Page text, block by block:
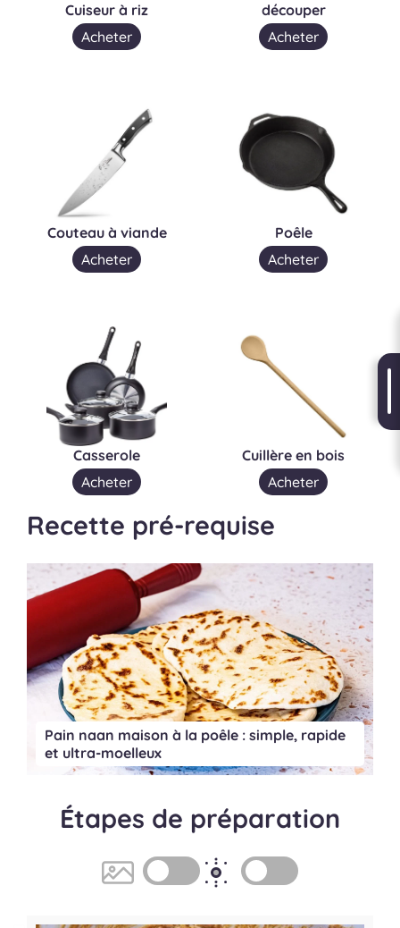
Cuiseur à riz
Acheter
découper
Acheter
Couteau à viande
Acheter
Poêle
Acheter
Casserole
Acheter
Cuillère en bois
Acheter
Recette pré-requise
Pain naan maison à la poêle : simple, rapide
et ultra-moelleux
Étapes de préparation